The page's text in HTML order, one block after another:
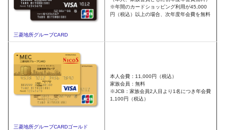
三菱地所グループCARD
※年間のカードショッピング利用が45,000
円（税込）以上の場合、次年度年会費を無料
三菱地所グループCARDゴールド
本人会費：11,000円（税込）
家族会員：無料
※JCB：家族会員2人目より1名につき年会費
1,100円（税込）